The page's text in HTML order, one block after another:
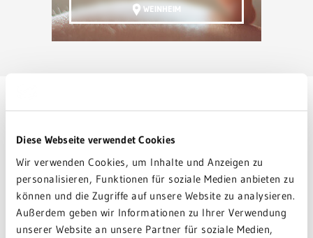
Diese Webseite verwendet Cookies
Wir verwenden Cookies, um Inhalte und Anzeigen zu
personalisieren, Funktionen für soziale Medien anbieten zu
können und die Zugriffe auf unsere Website zu analysieren.
Außerdem geben wir Informationen zu Ihrer Verwendung
unserer Website an unsere Partner für soziale Medien,
WEINHEIM
GRN-KLINIK WEINHEIM